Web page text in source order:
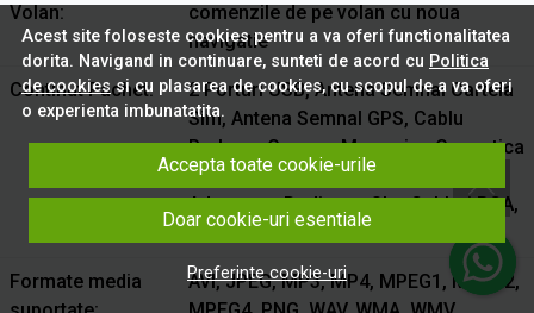
Volan
comenzile de pe volan cu noua
navigatie
Continut Pachet
2 Porturi USB, Antena Semnal Cartela
Sim, Antena Semnal GPS, Cablu
Preluare Camera Marsarier, Conectica
Dedicata, Microfon Extern, Rama
Adaptoare Dedicata, Slot Cabluri RCA,
Slot Cartela Sim, Tableta Android
Formate media
AVI, JPEG, MP3, MP4, MPEG1, MPEG2,
Acest site foloseste cookies pentru a va oferi functionalitatea
dorita. Navigand in continuare, sunteti de acord cu Politica
de cookiessi cu plasarea de cookies, cu scopul de a va oferi
o experienta imbunatatita.
Accepta toate cookie-urile
Doar cookie-uri esentiale
Preferinte cookie-uri